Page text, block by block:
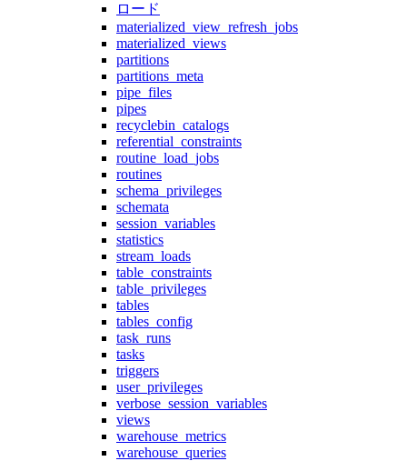
ロード
materialized_view_refresh_jobs
materialized_views
partitions
partitions_meta
pipe_files
pipes
recyclebin_catalogs
referential_constraints
routine_load_jobs
routines
schema_privileges
schemata
session_variables
statistics
stream_loads
table_constraints
table_privileges
tables
tables_config
task_runs
tasks
triggers
user_privileges
verbose_session_variables
views
warehouse_metrics
warehouse_queries